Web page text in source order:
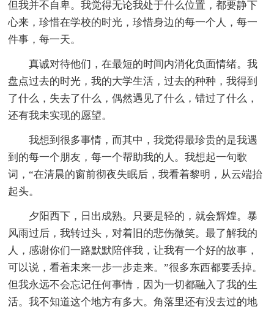
但我并不自卑。我觉得无论我处于什么位置，都要静下
心来，珍惜在学校的时光，珍惜身边的每一个人，每一
件事，每一天。
真诚对待他们，在最短的时间内消化负面情绪。我
盘点过去的时光，我的大学生活，过去的种种，我得到
了什么，失去了什么，偶然遇见了什么，错过了什么，
还有我未实现的愿望。
我想到很多事情，而其中，我觉得最珍贵的是我遇
到的每一个朋友，每一个帮助我的人。我想起一句歌
词，“在清晨的窗前彻夜失眠后，我看着黎明，从云端抬
起头。
夕阳西下，日出成熟。只要是轻的，就会辉煌。暴
风雨过后，我转过头，对着旧的悲伤微笑。最了解我的
人，感谢你们一路默默陪伴我，让我有一个好的故事，
可以说，看着未来一步一步走来。”很多东西都要丢掉。
但我永远不会忘记任何事情，因为一切都融入了我的生
活。我不知道这个地方有多大。角落里还有没去过的地